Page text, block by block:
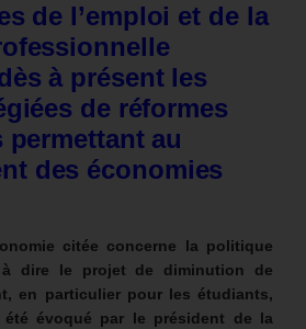
de l’emploi et de la
à présent les
de réformes
au
des économies
citée concerne la politique
à dire le projet de diminution de
en particulier pour les étudiants,
été évoqué par le président de la